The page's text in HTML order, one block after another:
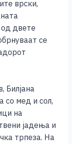
врски,
двете
се
Билјана
со мед и сол,
на
јадења и
трпеза. На